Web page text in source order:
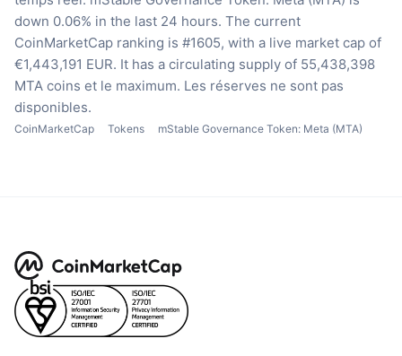
down 0.06% in the last 24 hours. The current
CoinMarketCap ranking is #1605, with a live market cap of
€1,443,191 EUR. It has a circulating supply of 55,438,398
MTA coins et le maximum. Les réserves ne sont pas
disponibles.
CoinMarketCap Tokens mStable Governance Token: Meta (MTA)